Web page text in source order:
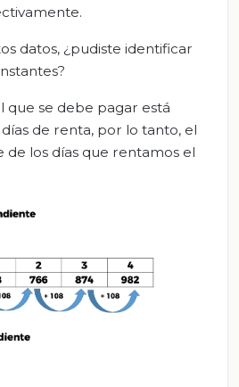
datos, ¿pudiste identificar
que se debe pagar está
de renta, por lo tanto, el
los días que rentamos el